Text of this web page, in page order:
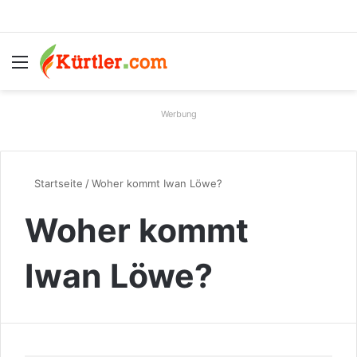
Menü
Werbung
Startseite /Woher kommt Iwan Löwe?
Woher kommt
Iwan Löwe?